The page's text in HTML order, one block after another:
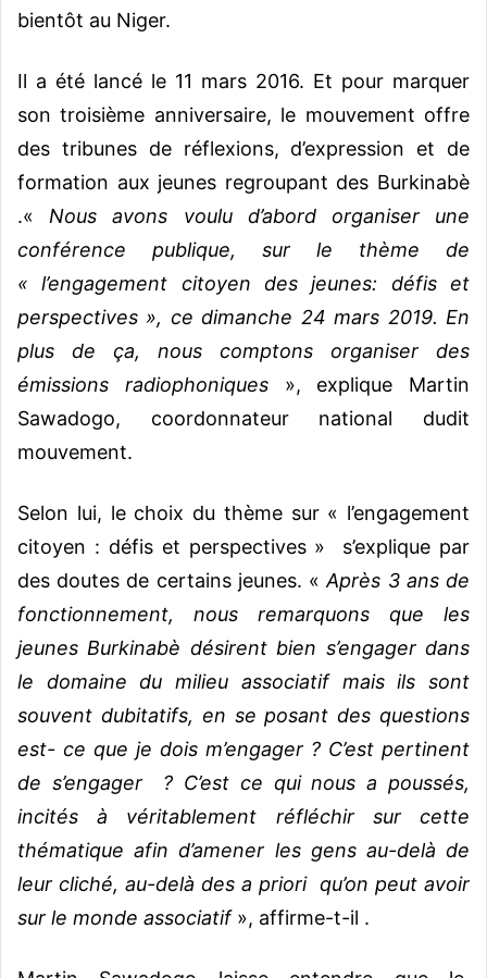
bientôt au Niger.
Il a été lancé le 11 mars 2016. Et pour marquer
son troisième anniversaire, le mouvement offre
des tribunes de réflexions, d’expression et de
formation aux jeunes regroupant des Burkinabè
.« Nous avons voulu d’abord organiser une
conférence publique, sur le thème de
« l’engagement citoyen des jeunes: défis et
perspectives », ce dimanche 24 mars 2019. En
plus de ça, nous comptons organiser des
émissions radiophoniques», explique Martin
Sawadogo, coordonnateur national dudit
mouvement.
Selon lui, le choix du thème sur « l’engagement
citoyen : défis et perspectives » s’explique par
des doutes de certains jeunes. «Après 3 ans de
fonctionnement, nous remarquons que les
jeunes Burkinabè désirent bien s’engager dans
le domaine du milieu associatif mais ils sont
souvent dubitatifs, en se posant des questions
est- ce que je dois m’engager ? C’est pertinent
de s’engager ? C’est ce qui nous a poussés,
incités à véritablement réfléchir sur cette
thématique afin d’amener les gens au-delà de
leur cliché, au-delà des a priori qu’on peut avoir
sur le monde associatif », affirme-t-il .